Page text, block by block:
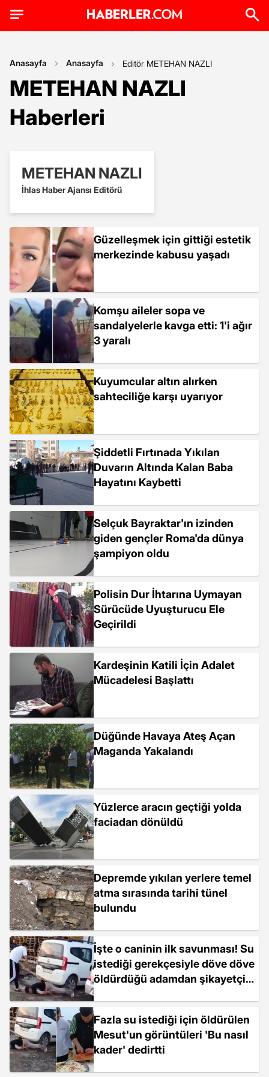
Anasayfa Anasayfa Editör METEHAN NAZLI
METEHAN NAZLI
Haberleri
METEHAN NAZLI
İhlas Haber Ajansı Editörü
Güzelleşmek için gittiği estetik
merkezinde kabusu yaşadı
Komşu aileler sopa ve
sandalyelerle kavga etti: 1'i ağır
3 yaralı
Kuyumcular altın alırken
sahteciliğe karşı uyarıyor
Şiddetli Fırtınada Yıkılan
Duvarın Altında Kalan Baba
Hayatını Kaybetti
Selçuk Bayraktar'ın izinden
giden gençler Roma'da dünya
şampiyon oldu
Polisin Dur İhtarına Uymayan
Sürücüde Uyuşturucu Ele
Geçirildi
Kardeşinin Katili İçin Adalet
Mücadelesi Başlattı
Düğünde Havaya Ateş Açan
Maganda Yakalandı
Yüzlerce aracın geçtiği yolda
faciadan dönüldü
Depremde yıkılan yerlere temel
atma sırasında tarihi tünel
bulundu
İşte o caninin ilk savunması! Su
istediği gerekçesiyle döve döve
öldürdüğü adamdan şikayetçi
Fazla su istediği için öldürülen
Mesut'un görüntüleri 'Bu nasıl
kader' dedirtti